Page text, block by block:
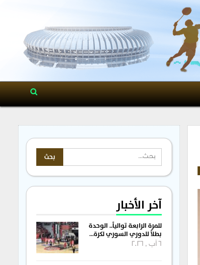
آخر الأخبار
للمرة الرابعة توالياً.. الوحدة
بطلاً للدوري السوري لكرة…
6 آب , 2026